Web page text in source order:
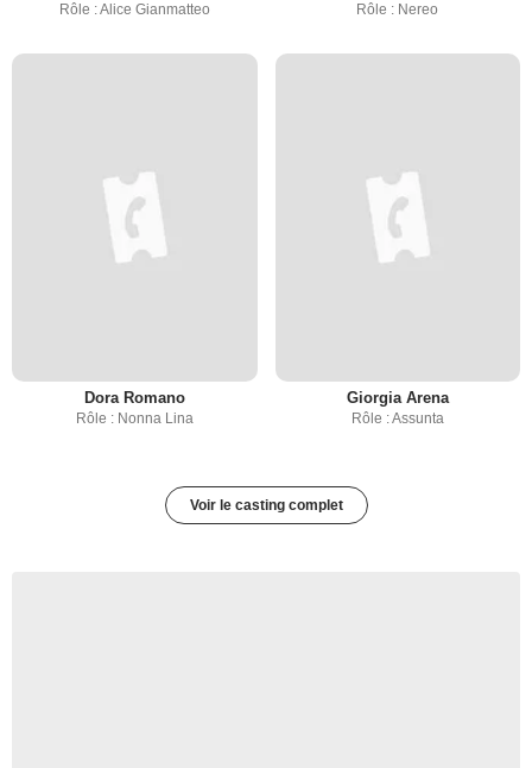
Rôle : Alice Gianmatteo Rôle : Nereo
Dora Romano
Rôle : Nonna Lina
Giorgia Arena
Rôle : Assunta
Voir le casting complet